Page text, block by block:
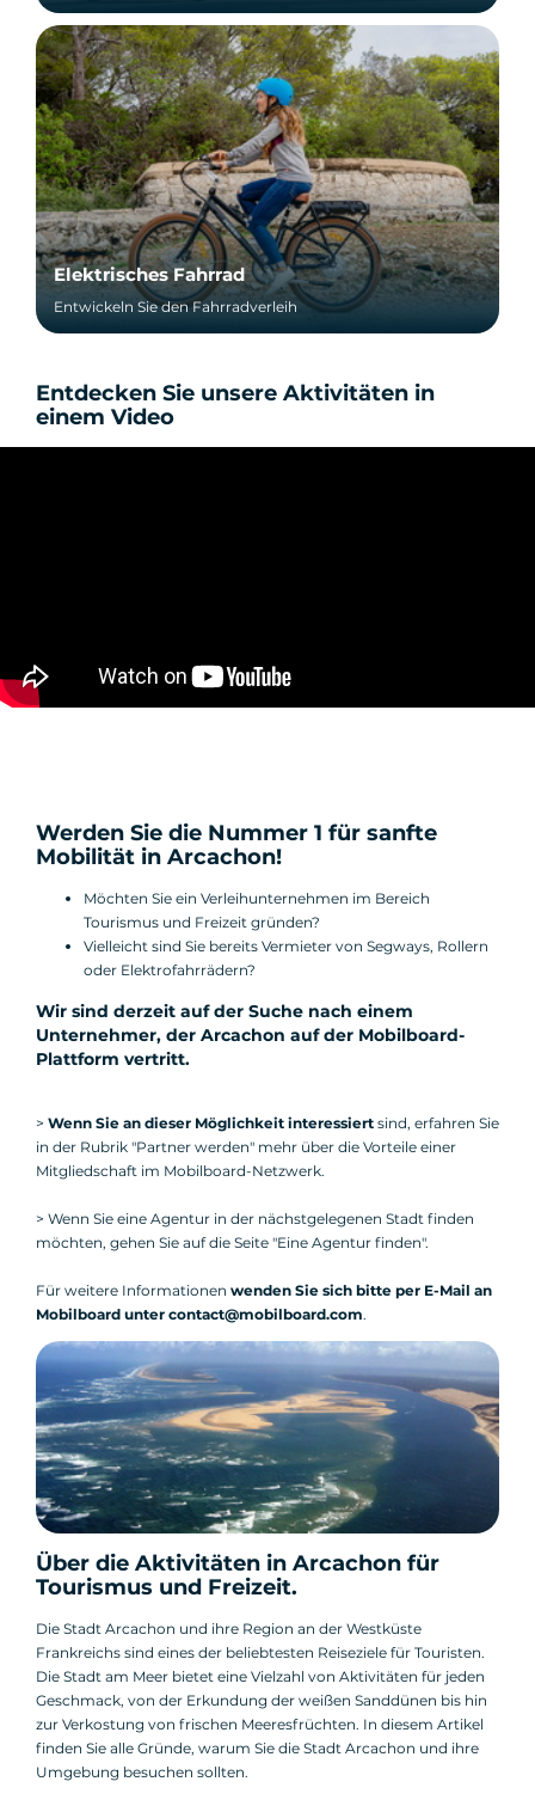
Elektrisches Fahrrad
Entwickeln Sie den Fahrradverleih
Entdecken Sie unsere Aktivitäten in
einem Video
Werden Sie die Nummer 1 für sanfte
Mobilität in Arcachon!
Möchten Sie ein Verleihunternehmen im Bereich
Tourismus und Freizeit gründen?
Vielleicht sind Sie bereits Vermieter von Segways, Rollern
oder Elektrofahrrädern?
Wir sind derzeit auf der Suche nach einem
Unternehmer, der Arcachon auf der Mobilboard-
Plattform vertritt.
> Wenn Sie an dieser Möglichkeit interessiert sind, erfahren Sie
in der Rubrik "Partner werden" mehr über die Vorteile einer
Mitgliedschaft im Mobilboard-Netzwerk.
> Wenn Sie eine Agentur in der nächstgelegenen Stadt finden
möchten, gehen Sie auf die Seite "Eine Agentur finden".
Für weitere Informationen wenden Sie sich bitte per E-Mail an
Mobilboard unter contact@mobilboard.com.
Über die Aktivitäten in Arcachon für
Tourismus und Freizeit.
Die Stadt Arcachon und ihre Region an der Westküste
Frankreichs sind eines der beliebtesten Reiseziele für Touristen.
Die Stadt am Meer bietet eine Vielzahl von Aktivitäten für jeden
Geschmack, von der Erkundung der weißen Sanddünen bis hin
zur Verkostung von frischen Meeresfrüchten. In diesem Artikel
finden Sie alle Gründe, warum Sie die Stadt Arcachon und ihre
Umgebung besuchen sollten.